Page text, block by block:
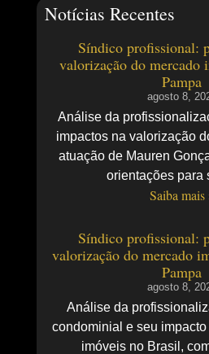
Notícias Recentes
Síndico profissional:
valorização do
Pampa
agosto 8,
Análise da
impactos na valorização
atuação de Mauren
orientações para
Saiba mais
Síndico profissional:
valorização do mercado
Pampa
agosto 8,
Análise da
condominial e seu
imóveis no Brasil,